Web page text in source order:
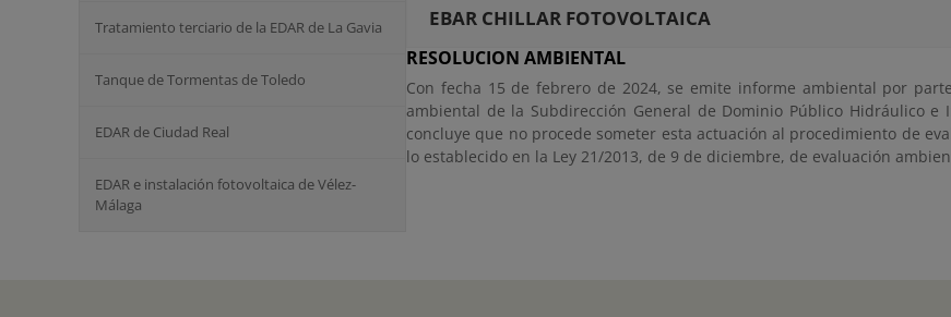
Tratamiento terciario de la EDAR de La Gavia
Tanque de Tormentas de Toledo
EDAR de Ciudad Real
EDAR e instalación fotovoltaica de Vélez-
Málaga
EBAR CHILLAR FOTOVOLTAICA
RESOLUCION AMBIENTAL
Con fecha 15 de febrero de 2024, se emite informe ambiental por
ambiental de la Subdirección General de Dominio Público Hidráulico e
concluye que no procede someter esta actuación al procedimiento de
lo establecido en la Ley 21/2013, de 9 de diciembre, de evaluación